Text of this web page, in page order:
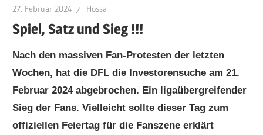
27. Februar 2024 Hossa
Spiel, Satz und Sieg !!!
Nach den massiven Fan-Protesten der letzten
Wochen, hat die DFL die Investorensuche am 21.
Februar 2024 abgebrochen. Ein ligaübergreifender
Sieg der Fans. Vielleicht sollte dieser Tag zum
offiziellen Feiertag für die Fanszene erklärt